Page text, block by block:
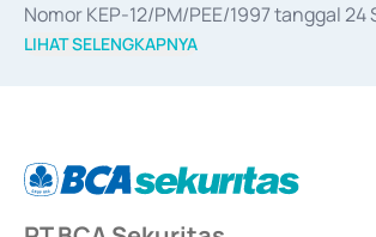
Nomor KEP-12/PM/PEE/1997 tanggal
merger, akuisisi, divestasi, dan
LIHAT SELENGKAPNYA